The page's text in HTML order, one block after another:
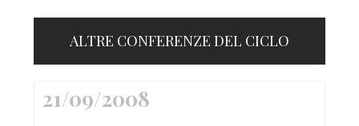
ALTRE CONFERENZE DEL CICLO
21/09/2008